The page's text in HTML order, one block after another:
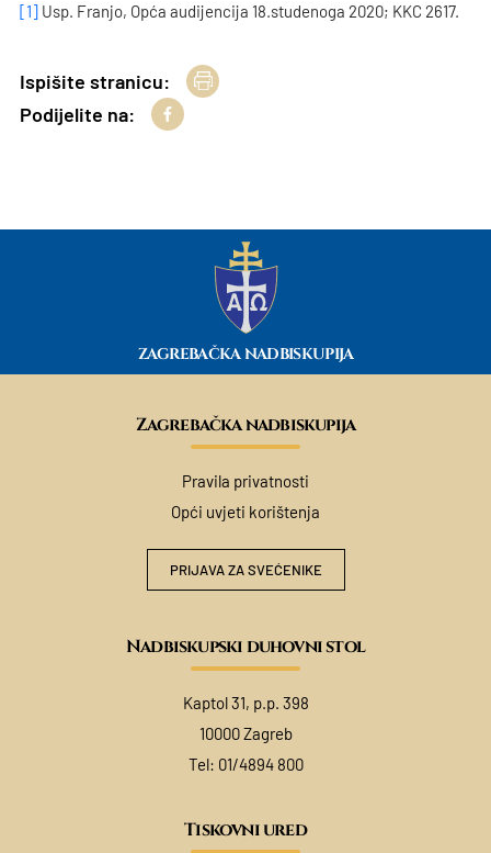
[1] Usp. Franjo, Opća audijencija 18.studenoga 2020; KKC 2617.
Ispišite stranicu:
Podijelite na:
ZAGREBAČKA NADBISKUPIJA
Zagrebačka nadbiskupija
Pravila privatnosti
Opći uvjeti korištenja
PRIJAVA ZA SVEĆENIKE
Nadbiskupski duhovni stol
Kaptol 31, p.p. 398
10000 Zagreb
Tel: 01/4894 800
Tiskovni ured